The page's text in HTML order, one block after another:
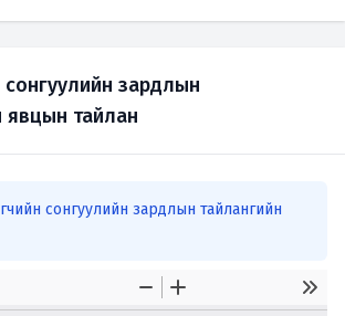
зардлын
явцын тайлан
сонгуулийн зардлын тайлангийн